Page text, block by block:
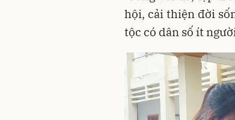
hội, cải thiện đời
tộc có dân số ít